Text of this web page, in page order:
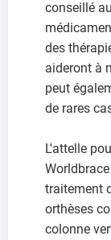
conseillé
des
aideront à
peut
de rares
L'attelle
traitement
orthèses
colonne